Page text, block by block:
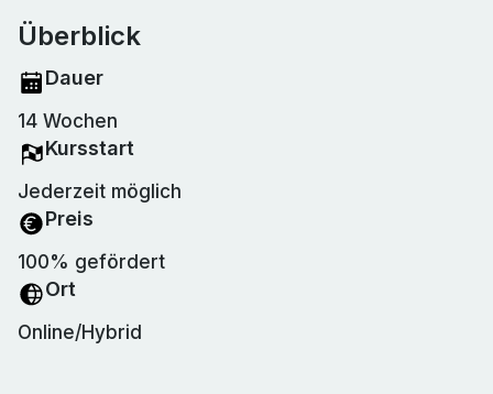
Überblick
Dauer
14 Wochen
Kursstart
Jederzeit möglich
Preis
100% gefördert
Ort
Online/Hybrid